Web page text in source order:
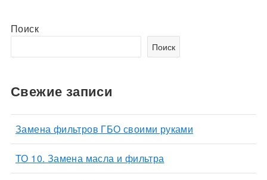
Поиск
Поиск
Свежие записи
Замена фильтров ГБО своими руками
ТО 10. Замена масла и фильтра